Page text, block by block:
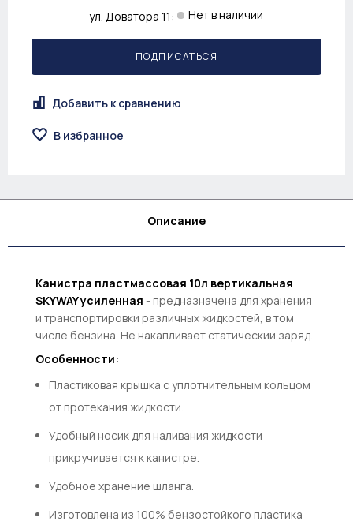
ул. Доватора 11: Нет в наличии
ПОДПИСАТЬСЯ
Добавить к сравнению
В избранное
Описание
Канистра пластмассовая 10л вертикальная
SKYWAY усиленная - предназначена для хранения
и транспортировки различных жидкостей, в том
числе бензина. Не накапливает статический заряд.
Особенности:
Пластиковая крышка с уплотнительным кольцом
от протекания жидкости.
Удобный носик для наливания жидкости
прикручивается к канистре.
Удобное хранение шланга.
Изготовлена из 100% бензостойкого пластика